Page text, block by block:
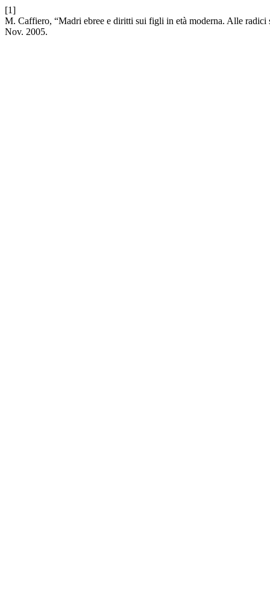
[1]
M. Caffiero, “Madri ebree e diritti sui figli in età moderna. Alle radici
Nov. 2005.